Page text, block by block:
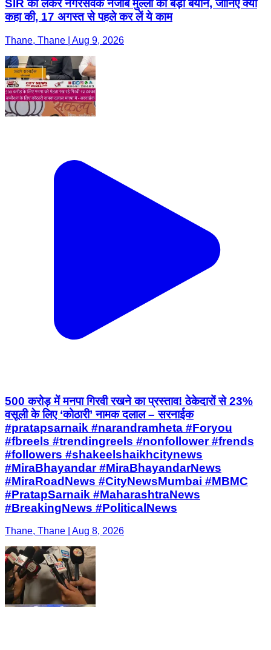
SIR को लेकर नगरसेवक नजीब मुल्ला का बड़ा बयान, जानिए क्या
कहा की, 17 अगस्त से पहले कर लें ये काम
Thane, Thane | Aug 9, 2026
500 करोड़ में मनपा गिरवी रखने का प्रस्ताव! ठेकेदारों से 23%
वसूली के लिए ‘कोठारी’ नामक दलाल – सरनाईक
#pratapsarnaik #narandramheta #Foryou
#fbreels #trendingreels #nonfollower #frends
#followers #shakeelshaikhcitynews
#MiraBhayandar #MiraBhayandarNews
#MiraRoadNews #CityNewsMumbai #MBMC
#PratapSarnaik #MaharashtraNews
#BreakingNews #PoliticalNews
Thane, Thane | Aug 8, 2026